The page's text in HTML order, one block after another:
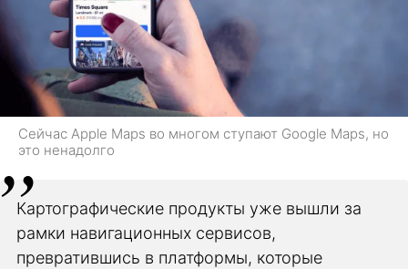
Сейчас Apple Maps во многом ступают Google Maps, но
это ненадолго
Картографические продукты уже вышли за
рамки навигационных сервисов,
превратившись в платформы, которые